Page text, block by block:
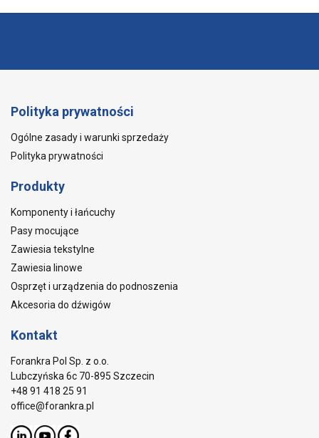
Polityka prywatności
Ogólne zasady i warunki sprzedaży
Polityka prywatności
Produkty
Komponenty i łańcuchy
Pasy mocujące
Zawiesia tekstylne
Zawiesia linowe
Osprzęt i urządzenia do podnoszenia
Akcesoria do dźwigów
Kontakt
Forankra Pol Sp. z o.o.
Lubczyńska 6c 70-895 Szczecin
+48 91 418 25 91
office@forankra.pl